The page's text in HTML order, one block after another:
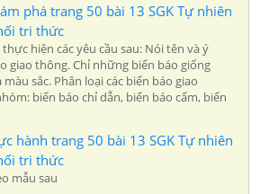
phá trang 50 bài 13 SGK Tự nhiên
tri thức
hiện các yêu cầu sau: Nói tên và ý
giao thông. Chỉ những biển báo giống
sắc. Phân loại các biển báo giao
biển báo chỉ dẫn, biển báo cấm, biển
hành trang 50 bài 13 SGK Tự nhiên
tri thức
mẫu sau